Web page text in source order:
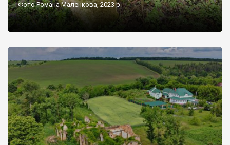
Фото Романа Маленкова, 2023 р.